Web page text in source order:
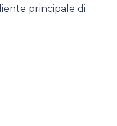
principale di